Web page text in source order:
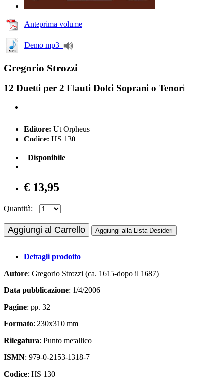
Anteprima volume
Demo mp3
Gregorio Strozzi
12 Duetti per 2 Flauti Dolci Soprani o Tenori
Editore: Ut Orpheus
Codice: HS 130
Disponibile
€ 13,95
Quantità:
Aggiungi al Carrello Aggiungi alla Lista Desideri
Dettagli prodotto
Autore: Gregorio Strozzi (ca. 1615-dopo il 1687)
Data pubblicazione: 1/4/2006
Pagine: pp. 32
Formato: 230x310 mm
Rilegatura: Punto metallico
ISMN: 979-0-2153-1318-7
Codice: HS 130